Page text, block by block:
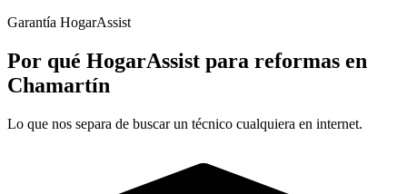
Garantía HogarAssist
Por qué HogarAssist para reformas en
Chamartín
Lo que nos separa de buscar un técnico cualquiera en internet.